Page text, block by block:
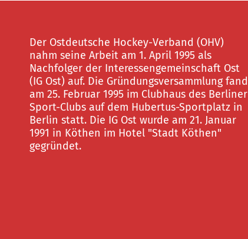
Der Ostdeutsche Hockey-Verband (OHV)
nahm seine Arbeit am 1. April 1995 als
Nachfolger der Interessengemeinschaft Ost
(IG Ost) auf. Die Gründungsversammlung fand
am 25. Februar 1995 im Clubhaus des Berliner
Sport-Clubs auf dem Hubertus-Sportplatz in
Berlin statt. Die IG Ost wurde am 21. Januar
1991 in Köthen im Hotel "Stadt Köthen"
gegründet.